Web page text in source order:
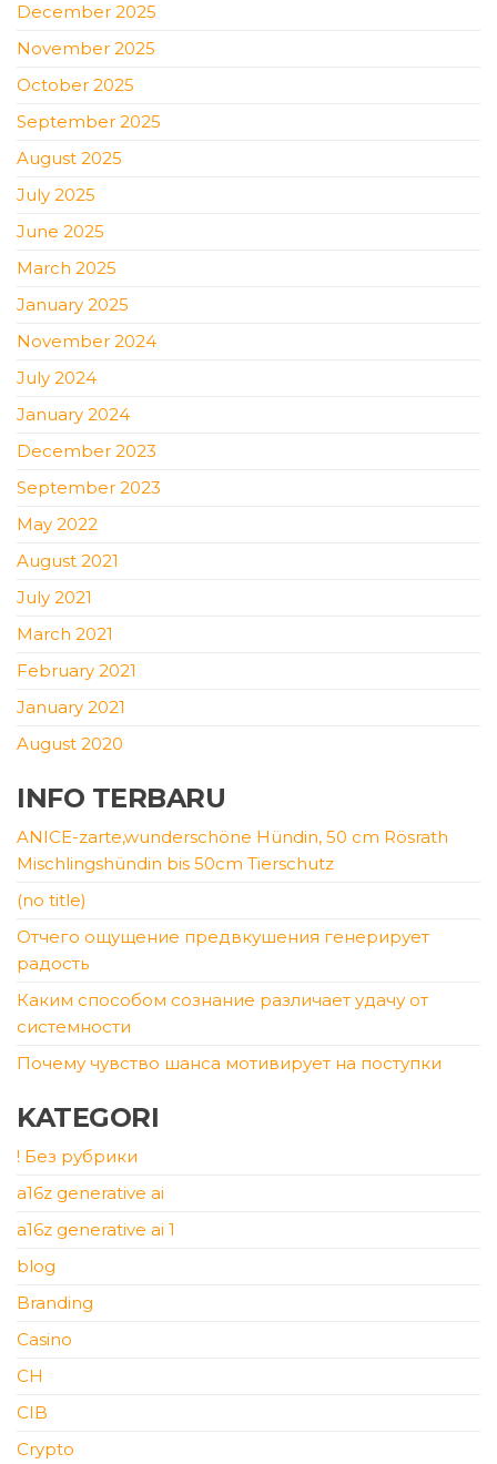
December 2025
November 2025
October 2025
September 2025
August 2025
July 2025
June 2025
March 2025
January 2025
November 2024
July 2024
January 2024
December 2023
September 2023
May 2022
August 2021
July 2021
March 2021
February 2021
January 2021
August 2020
INFO TERBARU
ANICE-zarte,wunderschöne Hündin, 50 cm Rösrath
Mischlingshündin bis 50cm Tierschutz
(no title)
Отчего ощущение предвкушения генерирует
радость
Каким способом сознание различает удачу от
системности
Почему чувство шанса мотивирует на поступки
KATEGORI
! Без рубрики
a16z generative ai
a16z generative ai 1
blog
Branding
Casino
CH
CIB
Crypto